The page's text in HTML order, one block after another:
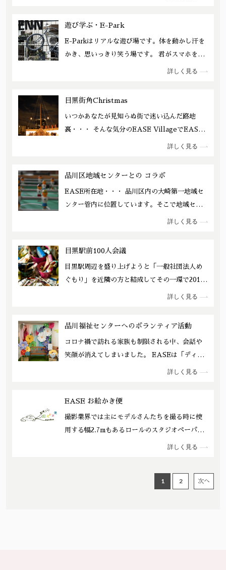
でも良い方向に変えていきたい！と社員全員が
ベントでディスプレイを実践しているスタッフ
でも一般の方に分かり易くディスプレイを言葉
やデータを使って伝えると言うのは難しい作業
遊び学ぶ・E-Park
E-Parkはリアルな遊び場です。体を動かし汗を
かき、思いっきり笑う場です。 君がスマホを触
っている足元に何百億という微生物がリアルな
詳しく見る
目黒街角Christmas
いつかあなたが見知らぬ街で迷い込んだ路地
裏・・・ そんな気分のEASE VillageでEASE
らしいディスプレイでどこにもないクリスマス
翌年に思いを馳せて手紙を書いています。そこ
には温かでゆったりした時間が流れています。
またエシカルをキーワードに様々なジャンルの
に散りばめられたこだわりのストーリーとミュ
詳しく見る
品川区地域センターとの コラボ
EASE所在地・・・ 品川区内の大崎第一地域セ
ンター管内に位置しています。そこで地域セン
ターとのコラボで地域近隣を中心とした地域活
詳しく見る
目黒駅前100人会議
目黒駅周辺を盛り上げようと「一般社団法人め
ぐもり」を近隣の方と結成してその一環で2019
年5月に「目黒駅前100人会議」を立ち上げまし
生活圏にいても知り合うことのない人たちを繋
ぎ合わせることで緩やかでも有機的な関係性を
保つ会にしていければと考えています。 コロナ
開催しています。
詳しく見る
品川福祉センターへのボランティア活動
コロナ禍で訪れる家族も制限される中、会話や
笑顔が消えてしまいました。 EASEは「ディス
プレイで皆に笑顔をプレゼントしたい！」 と言
いつもは部屋から出ないお年寄りがディスプレ
イを見るためにロビーまで降りてくるようにな
ったと聞きました。ディスプレイに抱かれて多
いただきました。 これからも「笑顔創造ボラン
詳しく見る
EASE お絵かき便
撮影業界では主にモデルさんたちを撮る時に使
用する幅2.7mもあるロールのスタジオペーパー
を使用します。撮影して汚れた部分をカットし
ので廃棄する場合が多いです。一 方、市中の保
詳しく見る
1 2 次へ